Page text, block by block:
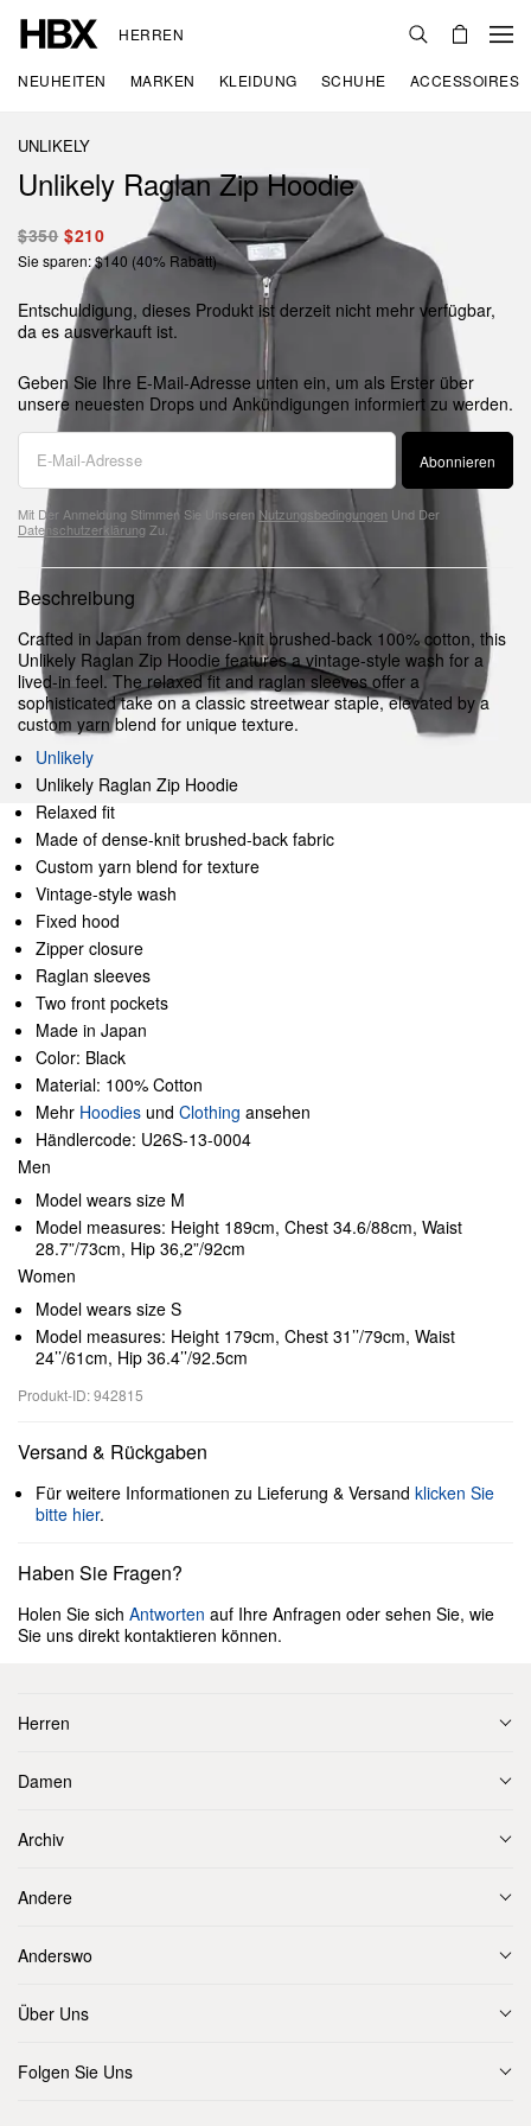
HERREN
NEUHEITEN MARKEN KLEIDUNG SCHUHE ACCESSOIRES
UNLIKELY
Unlikely Raglan Zip Hoodie
$350 $210
Sie sparen: $140 (40% Rabatt)
Entschuldigung, dieses Produkt ist derzeit nicht mehr verfügbar,
da es ausverkauft ist.
Geben Sie Ihre E-Mail-Adresse unten ein, um als Erster über
unsere neuesten Drops und Ankündigungen informiert zu werden.
Abonnieren
Mit Der Anmeldung Stimmen Sie Unseren Nutzungsbedingungen Und Der
Datenschutzerklärung Zu.
Beschreibung
Crafted in Japan from dense-knit brushed-back 100% cotton, this
Unlikely Raglan Zip Hoodie features a vintage-style wash for a
lived-in feel. The relaxed fit and raglan sleeves offer a
sophisticated take on a classic streetwear staple, elevated by a
custom yarn blend for unique texture.
Unlikely
Unlikely Raglan Zip Hoodie
Relaxed fit
Made of dense-knit brushed-back fabric
Custom yarn blend for texture
Vintage-style wash
Fixed hood
Zipper closure
Raglan sleeves
Two front pockets
Made in Japan
Color: Black
Material: 100% Cotton
Mehr Hoodies und Clothing ansehen
Händlercode: U26S-13-0004
Men
Model wears size M
Model measures: Height 189cm, Chest 34.6/88cm, Waist
28.7”/73cm, Hip 36,2”/92cm
Women
Model wears size S
Model measures: Height 179cm, Chest 31’’/79cm, Waist
24’’/61cm, Hip 36.4’’/92.5cm
Produkt-ID: 942815
Versand & Rückgaben
Für weitere Informationen zu Lieferung & Versand klicken Sie
bitte hier.
Haben Sie Fragen?
Holen Sie sich Antworten auf Ihre Anfragen oder sehen Sie, wie
Sie uns direkt kontaktieren können.
Herren
Damen
Archiv
Andere
Anderswo
Über Uns
Folgen Sie Uns